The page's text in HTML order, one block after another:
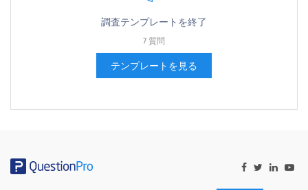
調査テンプレートを終了
7 質問
テンプレートを見る